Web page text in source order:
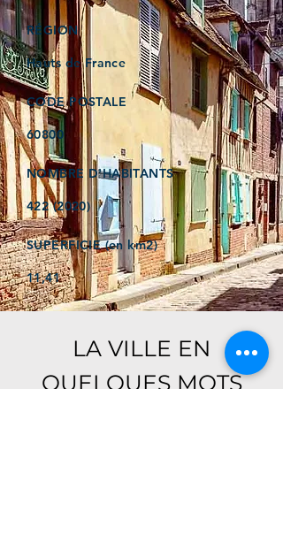
RÉGION
Hauts de France
CODE POSTALE
60800
NOMBRE D'HABITANTS
422 (2020)
SUPERFICIE (en km2)
11,41
LA VILLE EN
QUELQUES MOTS